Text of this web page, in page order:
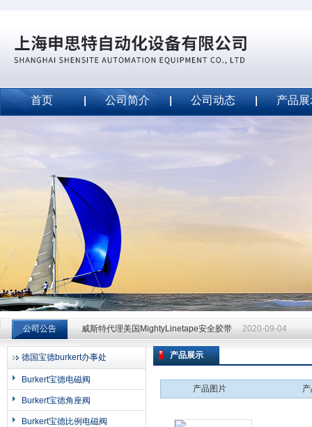
上海申思特自动化设备有限公司
首页 公司简介 公司动态 产品
公司公告
威斯特代理美国MightyLinetape安全胶带 2020-09-04
威斯特代理美国MightyLinetape安全胶带 2020-09-04
威斯特代理美国MightyLinetape安全胶带
德国宝德burkert办事处
Burkert宝德电磁阀
Burkert宝德角座阀
Burkert宝德比例电磁阀
产品展示
产品图片